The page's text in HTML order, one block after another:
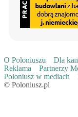
O Poloniuszu Dla
Reklama
Partnerzy
Poloniusz w mediach
© Poloniusz.pl